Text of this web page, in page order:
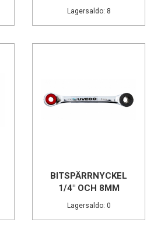
Lagersaldo: 8
BITSPÄRRNYCKEL
1/4" OCH 8MM
Lagersaldo: 0